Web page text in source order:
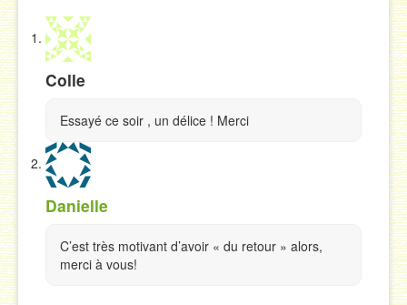
Colle
Essayé ce soir , un délice ! Merci
Danielle
C’est très motivant d’avoir « du retour » alors,
merci à vous!